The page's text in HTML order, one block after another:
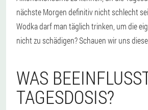
nächste Morgen definitiv nicht schlecht
Wodka darf man täglich trinken, um die
nicht zu schädigen? Schauen wir uns
WAS
TAGESDOSIS?